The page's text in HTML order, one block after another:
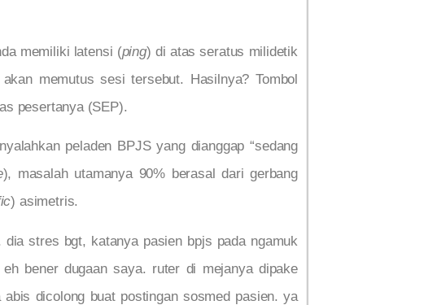
memiliki latensi (ping) di atas seratus milidetik
memutus sesi tersebut. Hasilnya? Tombol
pesertanya (SEP).
peladen BPJS yang dianggap “sedang
), masalah utamanya 90% berasal dari gerbang
) asimetris.
stres bgt, katanya pasien bpjs pada ngamuk
bener dugaan saya. ruter di mejanya dipake
dicolong buat postingan sosmed pasien. ya